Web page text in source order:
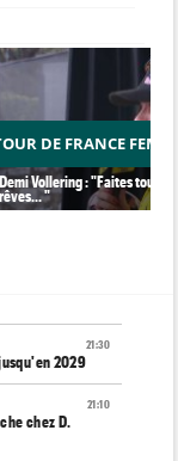
DE FRANCE
Demi Vollering : "Faites tout
rêves... "
21:30
2029
21:10
chez D.